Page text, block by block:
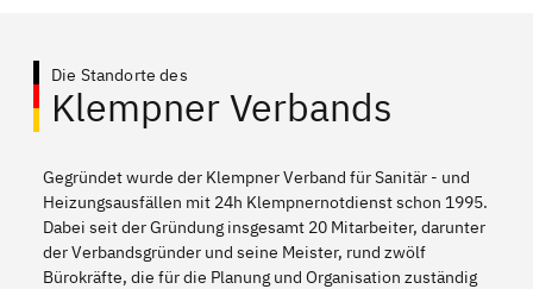
Die Standorte des
Klempner Verbands
Gegründet wurde der Klempner Verband für Sanitär - und
Heizungsausfällen mit 24h Klempnernotdienst schon 1995.
Dabei seit der Gründung insgesamt 20 Mitarbeiter, darunter
der Verbandsgründer und seine Meister, rund zwölf
Bürokräfte, die für die Planung und Organisation zuständig